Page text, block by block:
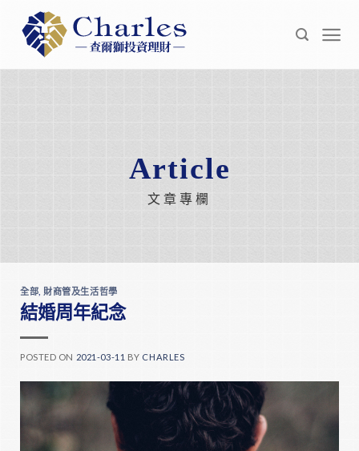
content
Article
文章專欄
全部 財商管及生活哲學
結婚周年紀念
POSTED ON 2021-03-11 BY CHARLES